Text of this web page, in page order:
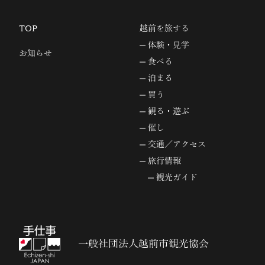
TOP
お知らせ
越前を旅する
体験・見学
食べる
泊まる
買う
観る・遊ぶ
催し
交通／アクセス
旅行情報
観光ガイド
一般社団法人越前市観光協会